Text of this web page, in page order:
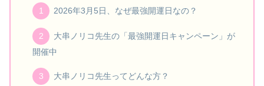
2026年3月5日、なぜ最強開運日なの？
大串ノリコ先生の「最強開運日キャンペーン」が
開催中
大串ノリコ先生ってどんな方？